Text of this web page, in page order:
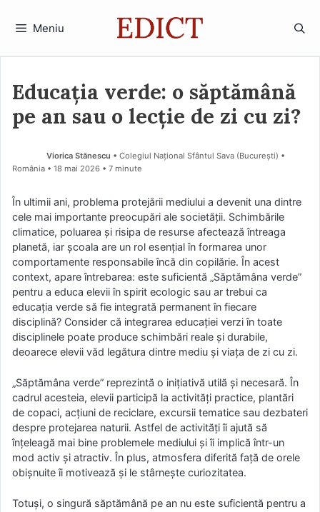
Meniu
Educația verde: o săptămână
pe an sau o lecție de zi cu zi?
Viorica Stănescu • Colegiul Național Sfântul Sava (Bucureşti) •
România
18 mai 2026 • 7 minute
În ultimii ani, problema protejării mediului a devenit una dintre
cele mai importante preocupări ale societății. Schimbările
climatice, poluarea și risipa de resurse afectează întreaga
planetă, iar școala are un rol esențial în formarea unor
comportamente responsabile încă din copilărie. În acest
context, apare întrebarea: este suficientă „Săptămâna verde”
pentru a educa elevii în spirit ecologic sau ar trebui ca
educația verde să fie integrată permanent în fiecare
disciplină? Consider că integrarea educației verzi în toate
disciplinele poate produce schimbări reale și durabile,
deoarece elevii văd legătura dintre mediu și viața de zi cu zi.
„Săptămâna verde” reprezintă o inițiativă utilă și necesară. În
cadrul acesteia, elevii participă la activități practice, plantări
de copaci, acțiuni de reciclare, excursii tematice sau dezbateri
despre protejarea naturii. Astfel de activități îi ajută să
înțeleagă mai bine problemele mediului și îi implică într-un
mod activ și atractiv. În plus, atmosfera diferită față de orele
obișnuite îi motivează și le stârnește curiozitatea.
Totuși, o singură săptămână pe an nu este suficientă pentru a